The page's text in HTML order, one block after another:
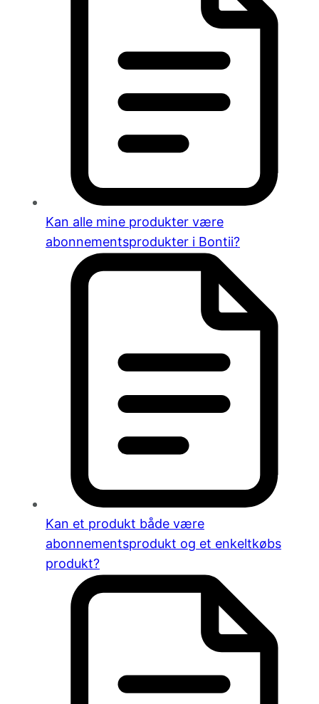
Kan alle mine produkter være
abonnementsprodukter i Bontii?
Kan et produkt både være
abonnementsprodukt og et enkeltkøbs
produkt?